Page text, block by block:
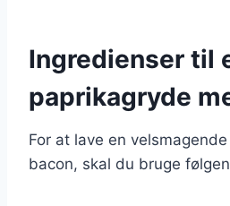
Ingredienser til
paprikagryde
For at lave en
bacon, skal du bruge